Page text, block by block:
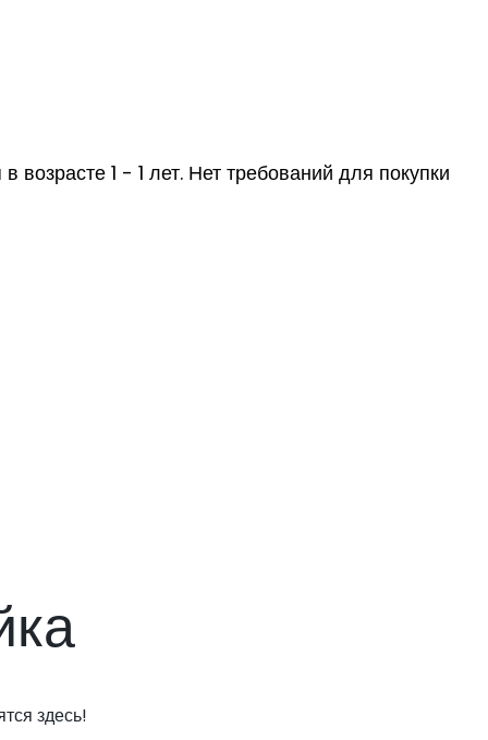
1 - 1 лет. Нет требований для покупки
здесь!